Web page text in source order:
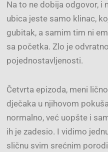
Na to ne dobija odgovor, i
ubica jeste samo klinac,
gubitak, a samim tim ni
sa početka. Zlo je
pojednostavljenosti.
Četvrta epizoda, meni
dječaka u njihovom
normalno, već uopšte i
ih je zadesio. I vidimo
sličnu svim srećnim